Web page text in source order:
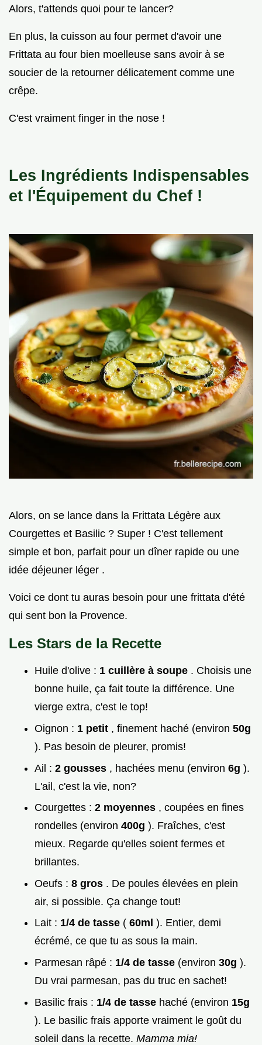
Alors, t'attends quoi pour te lancer?
En plus, la cuisson au four permet d'avoir une
Frittata au four bien moelleuse sans avoir à se
soucier de la retourner délicatement comme une
crêpe.
C'est vraiment finger in the nose !
Les Ingrédients Indispensables
et l'Équipement du Chef !
Alors, on se lance dans la Frittata Légère aux
Courgettes et Basilic ? Super ! C'est tellement
simple et bon, parfait pour un dîner rapide ou une
idée déjeuner léger .
Voici ce dont tu auras besoin pour une frittata d'été
qui sent bon la Provence.
Les Stars de la Recette
Huile d'olive : 1 cuillère à soupe . Choisis une
bonne huile, ça fait toute la différence. Une
vierge extra, c'est le top!
Oignon : 1 petit , finement haché (environ 50g
). Pas besoin de pleurer, promis!
Ail : 2 gousses , hachées menu (environ 6g ).
L'ail, c'est la vie, non?
Courgettes : 2 moyennes , coupées en fines
rondelles (environ 400g ). Fraîches, c'est
mieux. Regarde qu'elles soient fermes et
brillantes.
Oeufs : 8 gros . De poules élevées en plein
air, si possible. Ça change tout!
Lait : 1/4 de tasse ( 60ml ). Entier, demi
écrémé, ce que tu as sous la main.
Parmesan râpé : 1/4 de tasse (environ 30g ).
Du vrai parmesan, pas du truc en sachet!
Basilic frais : 1/4 de tasse haché (environ 15g
). Le basilic frais apporte vraiment le goût du
soleil dans la recette. Mamma mia!